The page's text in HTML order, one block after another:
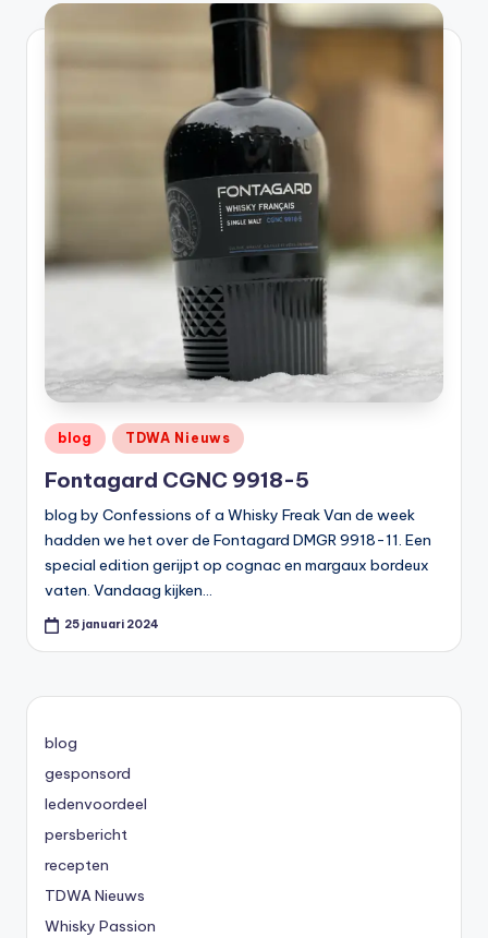
t
or
Geplaatst
in
blog TDWA Nieuws
Fontagard CGNC 9918-5
blog by Confessions of a Whisky Freak Van de week
hadden we het over de Fontagard DMGR 9918-11. Een
special edition gerijpt op cognac en margaux bordeux
vaten. Vandaag kijken…
25 januari 2024
blog
gesponsord
ledenvoordeel
persbericht
recepten
TDWA Nieuws
Whisky Passion